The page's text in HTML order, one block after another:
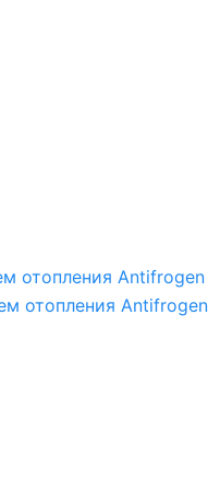
отопления
отопления